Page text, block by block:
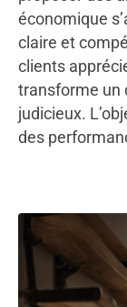
économique
claire et
clients
transforme un
judicieux.
des